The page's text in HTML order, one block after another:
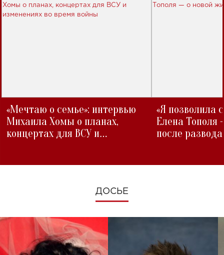
«Мечтаю о семье»: интервью
Михаила Хомы о планах,
концертах для ВСУ и
«Я позволила
Елена Тополя
после развода
ДОСЬЕ